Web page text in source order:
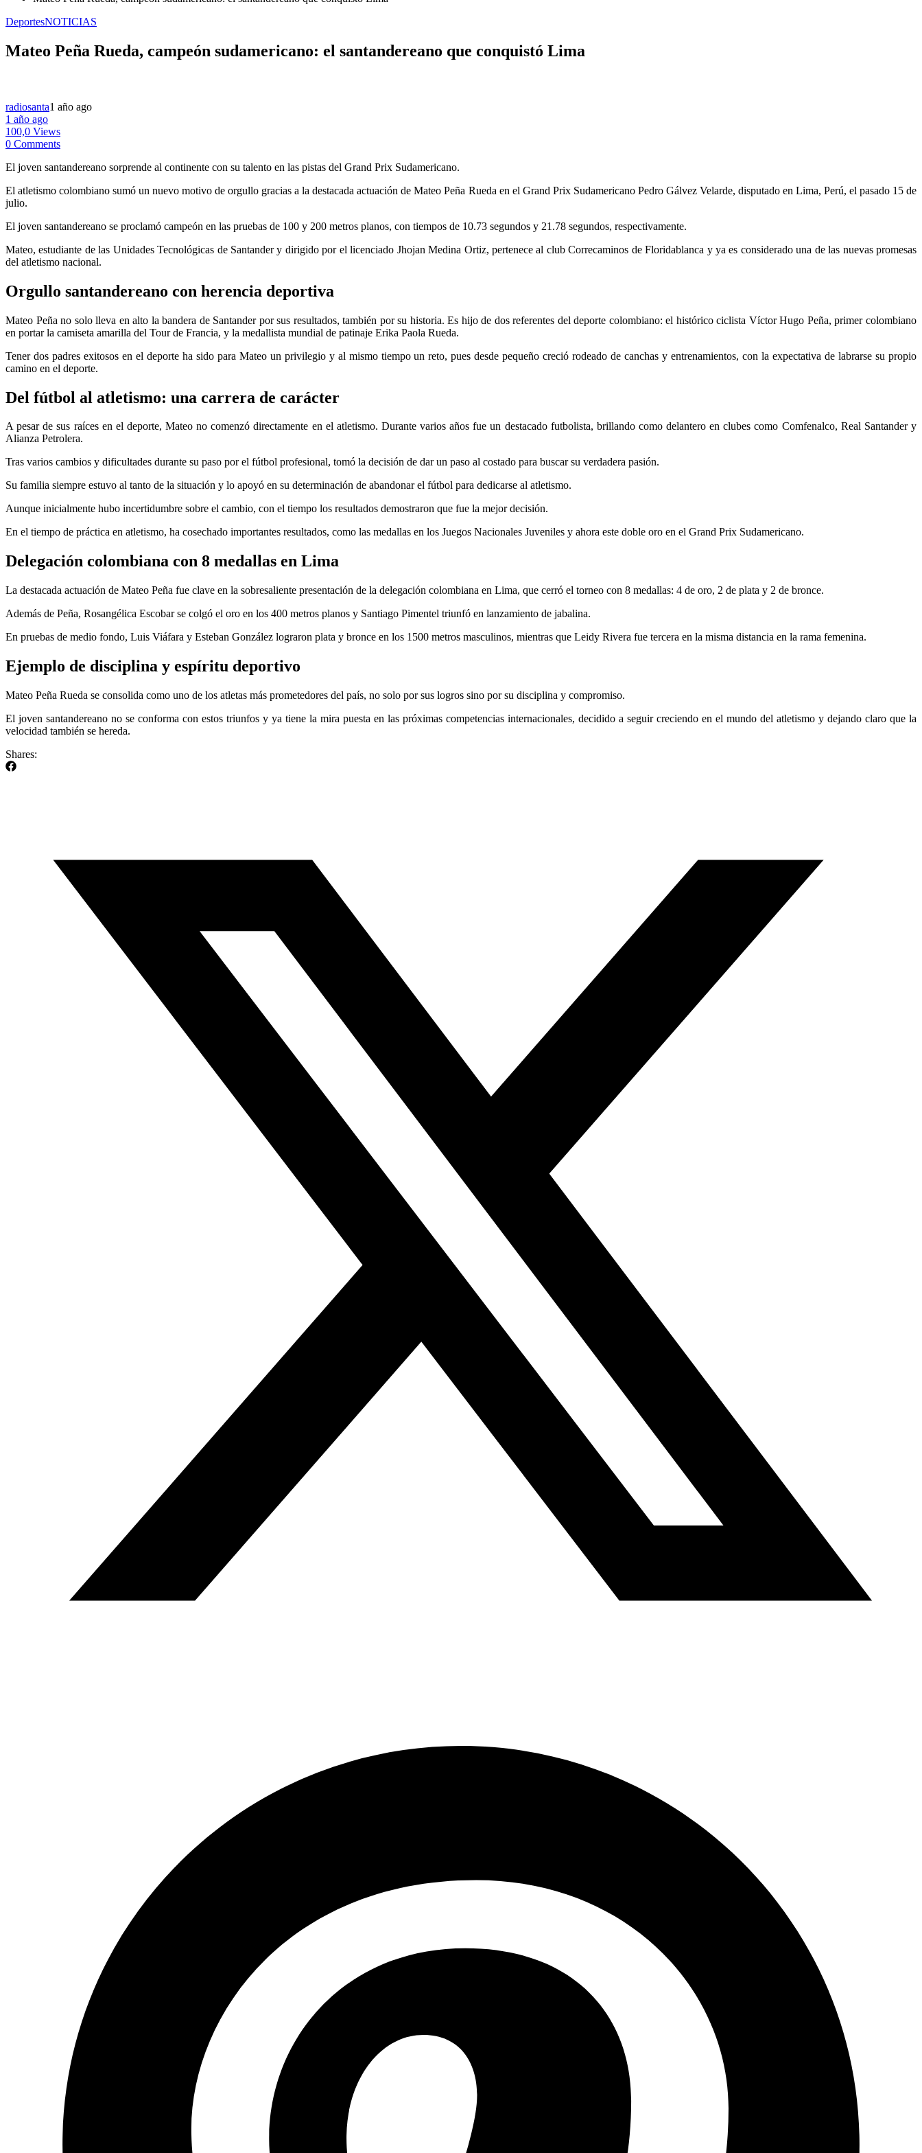
DeportesNOTICIAS
Mateo Peña Rueda, campeón sudamericano: el santandereano que conquistó Lima
radiosanta1 año ago
1 año ago
100,0 Views
0 Comments
El joven santandereano sorprende al continente con su talento en las pistas del Grand Prix Sudamericano.
El atletismo colombiano sumó un nuevo motivo de orgullo gracias a la destacada actuación de Mateo Peña Rueda en el Grand Prix Sudamericano Pedro Gálvez Velarde, disputado en Lima, Perú, el pasado 15 de
julio.
El joven santandereano se proclamó campeón en las pruebas de 100 y 200 metros planos, con tiempos de 10.73 segundos y 21.78 segundos, respectivamente.
Mateo, estudiante de las Unidades Tecnológicas de Santander y dirigido por el licenciado Jhojan Medina Ortiz, pertenece al club Correcaminos de Floridablanca y ya es considerado una de las nuevas promesas
del atletismo nacional.
Orgullo santandereano con herencia deportiva
Mateo Peña no solo lleva en alto la bandera de Santander por sus resultados, también por su historia. Es hijo de dos referentes del deporte colombiano: el histórico ciclista Víctor Hugo Peña, primer colombiano
en portar la camiseta amarilla del Tour de Francia, y la medallista mundial de patinaje Erika Paola Rueda.
Tener dos padres exitosos en el deporte ha sido para Mateo un privilegio y al mismo tiempo un reto, pues desde pequeño creció rodeado de canchas y entrenamientos, con la expectativa de labrarse su propio
camino en el deporte.
Del fútbol al atletismo: una carrera de carácter
A pesar de sus raíces en el deporte, Mateo no comenzó directamente en el atletismo. Durante varios años fue un destacado futbolista, brillando como delantero en clubes como Comfenalco, Real Santander y
Alianza Petrolera.
Tras varios cambios y dificultades durante su paso por el fútbol profesional, tomó la decisión de dar un paso al costado para buscar su verdadera pasión.
Su familia siempre estuvo al tanto de la situación y lo apoyó en su determinación de abandonar el fútbol para dedicarse al atletismo.
Aunque inicialmente hubo incertidumbre sobre el cambio, con el tiempo los resultados demostraron que fue la mejor decisión.
En el tiempo de práctica en atletismo, ha cosechado importantes resultados, como las medallas en los Juegos Nacionales Juveniles y ahora este doble oro en el Grand Prix Sudamericano.
Delegación colombiana con 8 medallas en Lima
La destacada actuación de Mateo Peña fue clave en la sobresaliente presentación de la delegación colombiana en Lima, que cerró el torneo con 8 medallas: 4 de oro, 2 de plata y 2 de bronce.
Además de Peña, Rosangélica Escobar se colgó el oro en los 400 metros planos y Santiago Pimentel triunfó en lanzamiento de jabalina.
En pruebas de medio fondo, Luis Viáfara y Esteban González lograron plata y bronce en los 1500 metros masculinos, mientras que Leidy Rivera fue tercera en la misma distancia en la rama femenina.
Ejemplo de disciplina y espíritu deportivo
Mateo Peña Rueda se consolida como uno de los atletas más prometedores del país, no solo por sus logros sino por su disciplina y compromiso.
El joven santandereano no se conforma con estos triunfos y ya tiene la mira puesta en las próximas competencias internacionales, decidido a seguir creciendo en el mundo del atletismo y dejando claro que la
velocidad también se hereda.
Shares: